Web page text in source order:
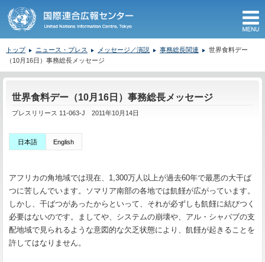
トップ ニュース・プレス メッセージ／演説 事務総長関連
世界食料デー
（10月16日）事務総長メッセージ
世界食料デー（10月16日）事務総長メッセージ
プレスリリース 11-063-J 2011年10月14日
日本語 English
アフリカの角地域では現在、1,300万人以上が過去60年で最悪の大干ば
つに苦しんでいます。ソマリア南部の各地では飢饉が広がっています。
しかし、干ばつがあったからといって、それが必ずしも飢饉に結びつく
必要はないのです。ましてや、システムの崩壊や、アル・シャバブの支
配地域で見られるような意図的な欠乏状態により、飢饉が起きることを
許してはなりません。